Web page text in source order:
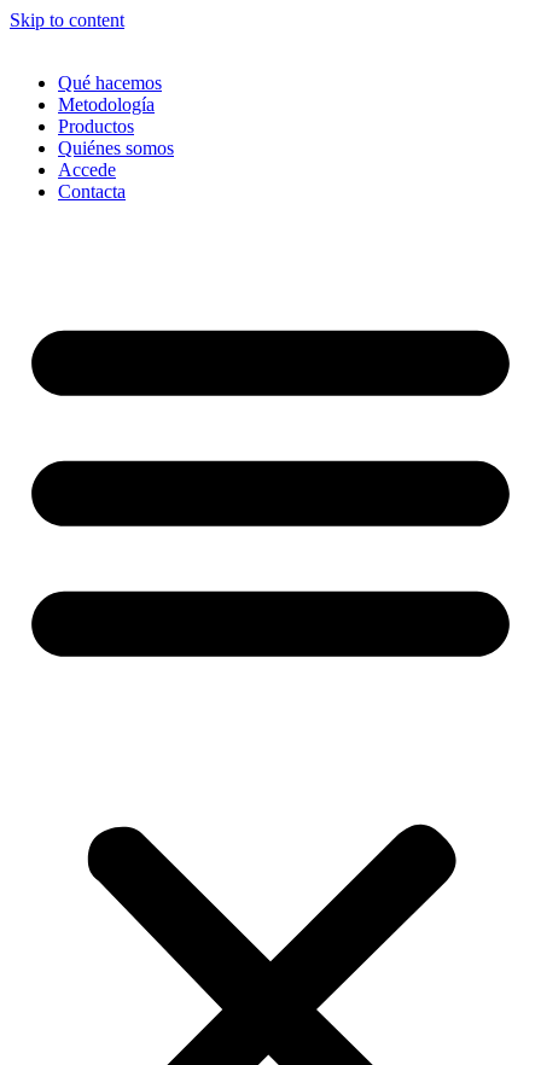
Skip to content
Qué hacemos
Metodología
Productos
Quiénes somos
Accede
Contacta